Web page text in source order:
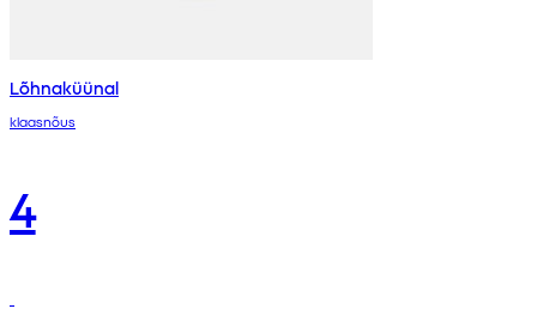
Lõhnaküünal
klaasnõus
4